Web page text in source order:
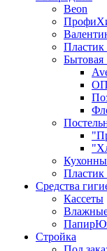
Beon
Пластик
Пластик
Средства
Кассеты
Стройка